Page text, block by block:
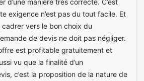
exigence n’est pas du tout facile. Et
cadrer vers le bon choix du
de devis ne doit pas négliger.
est profitable gratuitement et
vu que la finalité d’un
c’est la proposition de la nature de